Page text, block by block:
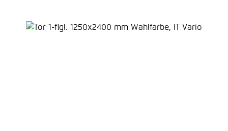
Bildergalerie überspringen